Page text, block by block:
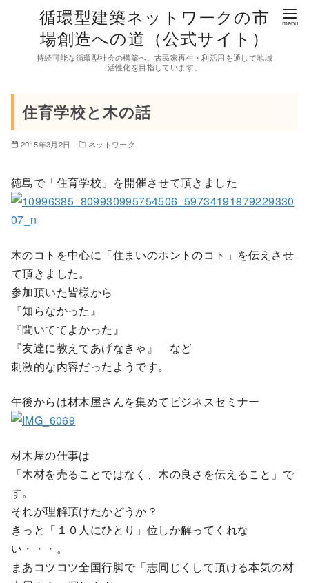
循環型建築ネットワークの市
場創造への道（公式サイト）
持続可能な循環型社会の構築へ。古民家再生・利活用を通して地域
活性化を目指しています。
住育学校と木の話
2015年3月2日 ネットワーク
徳島で「住育学校」を開催させて頂きました
木のコトを中心に「住まいのホントのコト」を伝えさせ
て頂きました。
参加頂いた皆様から
『知らなかった』
『聞いててよかった』
『友達に教えてあげなきゃ』 など
刺激的な内容だったようです。
午後からは材木屋さんを集めてビジネスセミナー
材木屋の仕事は
「木材を売ることではなく、木の良さを伝えること」で
す。
それが理解頂けたかどうか？
きっと「１０人にひとり」位しか解ってくれな
い・・・。
まあコツコツ全国行脚で「志同じくして頂ける本気の材